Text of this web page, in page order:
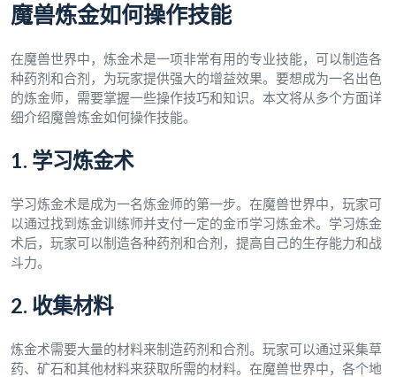
魔兽炼金如何操作技能
在魔兽世界中，炼金术是一项非常有用的专业技能，可以制造各
种药剂和合剂，为玩家提供强大的增益效果。要想成为一名出色
的炼金师，需要掌握一些操作技巧和知识。本文将从多个方面详
细介绍魔兽炼金如何操作技能。
1. 学习炼金术
学习炼金术是成为一名炼金师的第一步。在魔兽世界中，玩家可
以通过找到炼金训练师并支付一定的金币学习炼金术。学习炼金
术后，玩家可以制造各种药剂和合剂，提高自己的生存能力和战
斗力。
2. 收集材料
炼金术需要大量的材料来制造药剂和合剂。玩家可以通过采集草
药、矿石和其他材料来获取所需的材料。在魔兽世界中，各个地